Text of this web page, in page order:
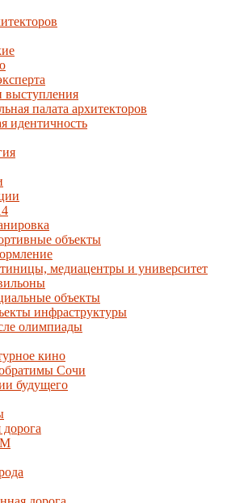
выступления
палата архитекторов
идентичность
объекты
медиацентры и университет
объекты
инфраструктуры
олимпиады
кино
Сочи
будущего